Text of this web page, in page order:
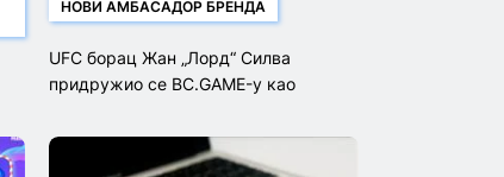
НОВИ АМБАСАДОР БРЕНДА
UFC борац Жан „Лорд“ Силва
придружио се BC.GAME-у као